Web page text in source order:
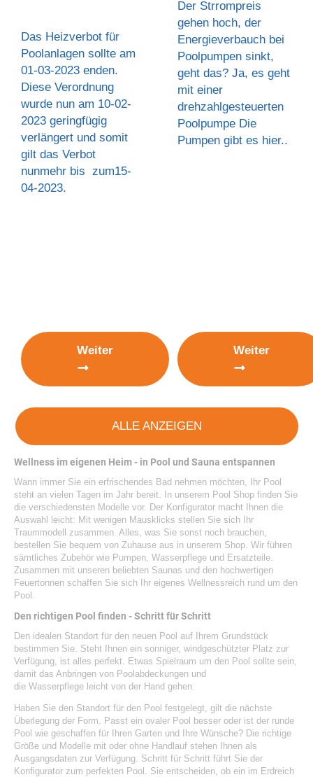
Das Heizverbot für
Poolanlagen sollte am
01-03-2023 enden.
Diese Verordnung
wurde nun am 10-02-
2023 geringfügig
verlängert und somit
gilt das Verbot
nunmehr bis zum15-
04-2023.
Weiter
Der Strrompreis
gehen hoch, der
Energieverbauch bei
Poolpumpen sinkt,
geht das? Ja, es geht
mit einer
drehzahlgesteuerten
Poolpumpe Die
Pumpen gibt es hier..
Weiter
ALLE ANZEIGEN
Wellness im eigenen Heim - in Pool und Sauna entspannen
Wann immer Sie ein erfrischendes Bad nehmen möchten, Ihr Pool
steht an vielen Tagen im Jahr bereit. In unserem Pool Shop finden Sie
die verschiedensten Modelle vor. Der Konfigurator macht Ihnen die
Auswahl leicht: Mit wenigen Mausklicks stellen Sie sich Ihr
Traummodell zusammen. Alles, was Sie sonst noch brauchen,
bestellen Sie bequem von Zuhause aus in unserem Shop. Wir führen
sämtliches Zubehör wie Pumpen, Wasserpflege und Ersatzteile.
Zusammen mit unseren beliebten Saunas und den hochwertigen
Feuertonnen schaffen Sie sich Ihr eigenes Wellnessreich rund um den
Pool.
Den richtigen Pool finden - Schritt für Schritt
Den idealen Standort für den neuen Pool auf Ihrem Grundstück
bestimmen Sie. Steht Ihnen ein sonniger, windgeschützter Platz zur
Verfügung, ist alles perfekt. Etwas Spielraum um den Pool sollte sein,
damit das Anbringen von Poolabdeckungen und
die Wasserpflege leicht von der Hand gehen.
Haben Sie den Standort für den Pool festgelegt, gilt die nächste
Überlegung der Form. Passt ein ovaler Pool besser oder ist der runde
Pool wie geschaffen für Ihren Garten und Ihre Wünsche? Die richtige
Größe und Modelle mit oder ohne Handlauf stehen Ihnen als
Ausgangsdaten zur Verfügung. Schritt für Schritt führt Sie der
Konfigurator zum perfekten Pool. Sie entscheiden, ob ein im Erdreich